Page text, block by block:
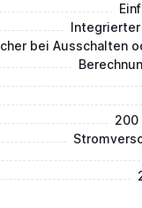
Integrierter
bei Ausschalten
200